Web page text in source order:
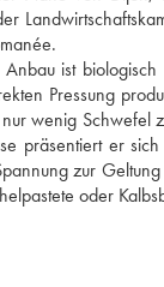
ist biologisch
Pressung
wenig Schwefel
präsentiert er
zur
oder